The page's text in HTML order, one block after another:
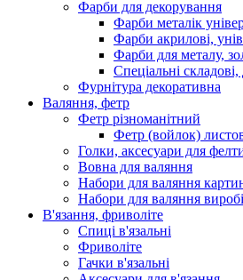
Фарби для декорування
Фарби металік
Фарби акрилові,
Фарби для металу,
Спеціальні
Фурнітура декоративна
Валяння, фетр
Фетр різноманітний
Фетр (войлок)
Голки, аксесуари для
Вовна для валяння
Набори для валяння
Набори для валяння
В'язання, фриволіте
Спиці в'язальні
Фриволіте
Гачки в'язальні